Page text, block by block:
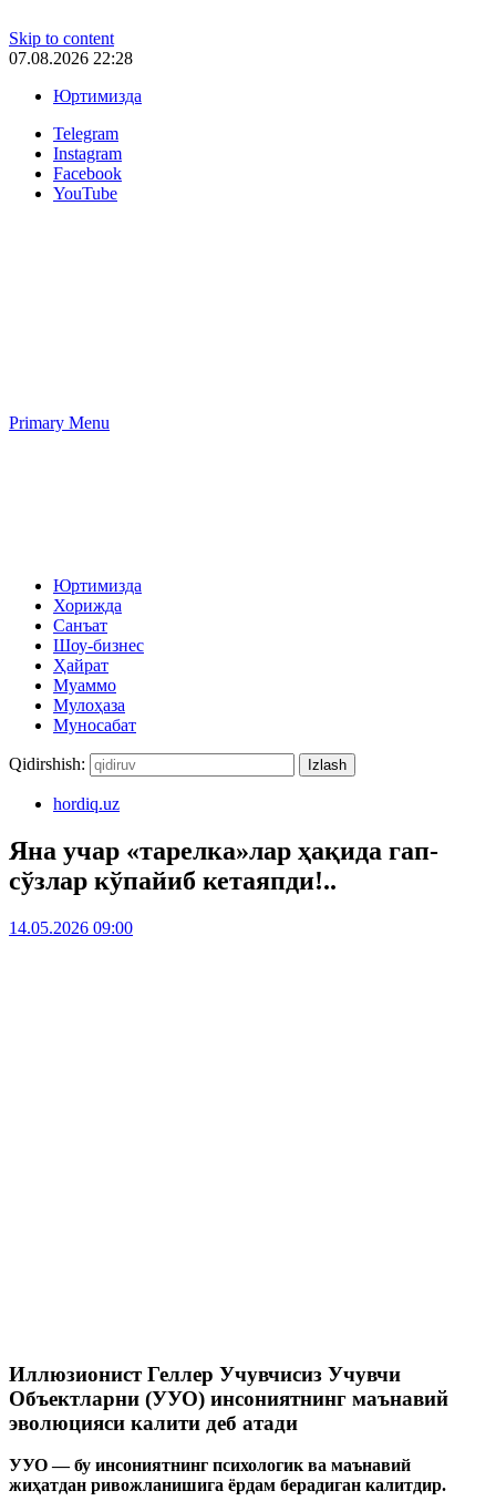
Skip to content
07.08.2026 22:28
Юртимизда
Telegram
Instagram
Facebook
YouTube
Primary Menu
Юртимизда
Хорижда
Санъат
Шоу-бизнес
Ҳайрат
Муаммо
Мулоҳаза
Муносабат
Qidirshish:
hordiq.uz
Яна учар «тарелка»лар ҳақида гап-
сўзлар кўпайиб кетаяпди!..
14.05.2026 09:00
Иллюзионист Геллер Учувчисиз Учувчи
Объектларни (УУО) инсониятнинг маънавий
эволюцияси калити деб атади
УУО — бу инсониятнинг психологик ва маънавий
жиҳатдан ривожланишига ёрдам берадиган калитдир.